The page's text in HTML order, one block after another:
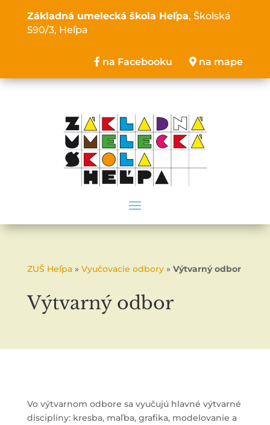
Základná umelecká škola Heľpa, Školská
590/3, Heľpa
na Facebooku na mape
ZUŠ Heľpa» Vyučovacie odbory» Výtvarný odbor
Výtvarný odbor
Vo výtvarnom odbore sa vyučujú hlavné výtvarné
disciplíny: kresba, maľba, grafika, modelovanie a